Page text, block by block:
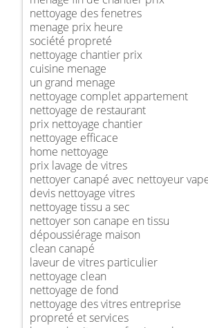
nettoyage des fenetres
menage prix heure
société propreté
nettoyage chantier prix
cuisine menage
un grand menage
nettoyage complet appartement
nettoyage de restaurant
prix nettoyage chantier
nettoyage efficace
home nettoyage
prix lavage de vitres
nettoyer canapé avec nettoyeur
devis nettoyage vitres
nettoyage tissu a sec
nettoyer son canape en tissu
dépoussiérage maison
clean canapé
laveur de vitres particulier
nettoyage clean
nettoyage de fond
nettoyage des vitres entreprise
propreté et services